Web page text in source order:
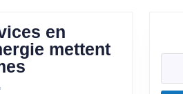
en
mettent